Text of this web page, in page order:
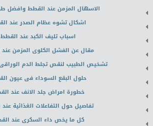
الاسهال المزمن عند القطط وافضل
اشكال تشوه عظام الصدر عند
اسباب تليف الكبد عند القطط
مقال عن الفشل الكلوى المزمن
تشخيص الطبيب لنقص تجلط الدم
حلول البقع السوداء فى عيون
خطورة امراض جلد الانف عند
تفاصيل حول التفاعلات الغذائية
كل ما يخص داء السكرى عند